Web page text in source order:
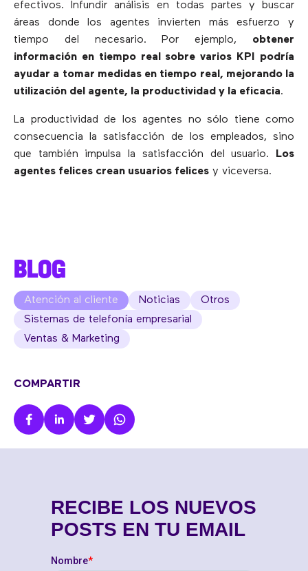
efectivos. Infundir análisis en todas partes y buscar
áreas donde los agentes invierten más esfuerzo y
tiempo del necesario. Por ejemplo, obtener
información en tiempo real sobre varios KPI podría
ayudar a tomar medidas en tiempo real, mejorando la
utilización del agente, la productividad y la eficacia.
La productividad de los agentes no sólo tiene como
consecuencia la satisfacción de los empleados, sino
que también impulsa la satisfacción del usuario.
Los
agentes felices crean usuarios felices y viceversa.
BLOG
Atención al cliente Noticias
Otros
Sistemas de telefonía empresarial
Ventas & Marketing
COMPARTIR